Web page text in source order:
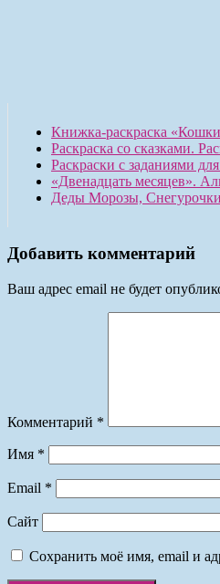
Книжка-раскраска
Раскраска со сказками.
Раскраски с заданиями
«Двенадцать месяцев».
Деды Морозы,
Добавить комментарий
Ваш адрес email не будет
Комментарий *
Имя *
Email *
Сайт
Сохранить моё имя, email и